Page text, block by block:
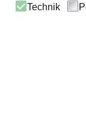
Technik